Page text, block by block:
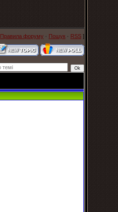
Правила форуму · Пошук · RSS ]